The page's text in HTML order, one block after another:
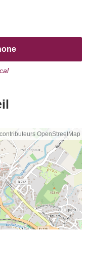
OpenStreetMap